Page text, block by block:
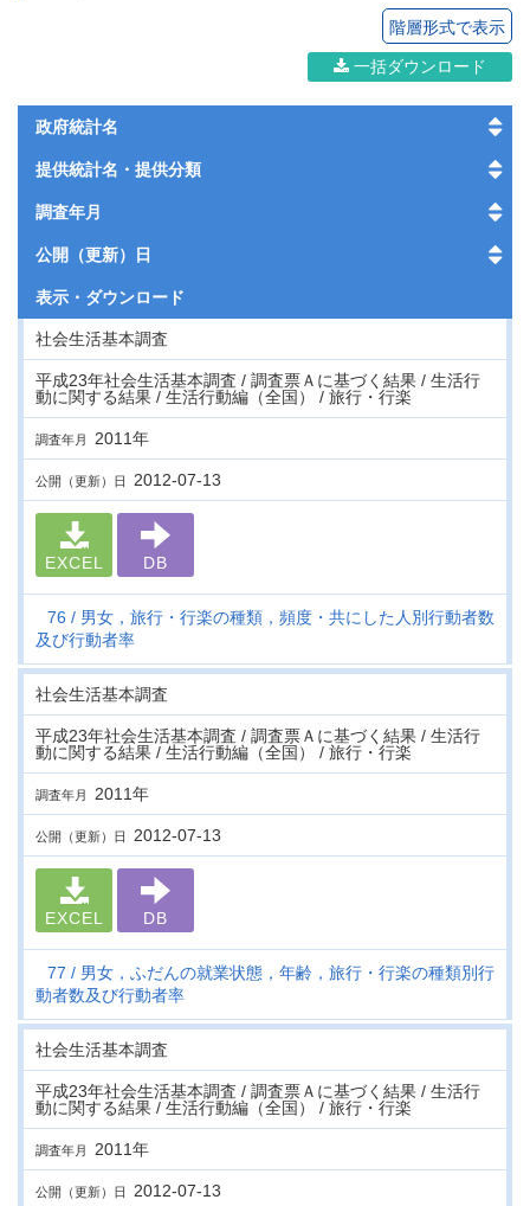
階層形式で表示
一括ダウンロード
政府統計名
提供統計名・提供分類
調査年月
公開（更新）日
表示・ ダウンロード
社会生活基本調査
平成23年社会生活基本調査 / 調査票Ａに基づく結果 / 生活行
動に関する結果 / 生活行動編（全国） / 旅行・行楽
調査年月 2011年
公開（更新）日 2012-07-13
EXCEL DB
76
男女，旅行・行楽の種類，頻度・共にした人別行動者数
及び行動者率
社会生活基本調査
平成23年社会生活基本調査 / 調査票Ａに基づく結果 / 生活行
動に関する結果 / 生活行動編（全国） / 旅行・行楽
調査年月 2011年
公開（更新）日 2012-07-13
EXCEL DB
77
男女，ふだんの就業状態，年齢，旅行・行楽の種類別行
動者数及び行動者率
社会生活基本調査
平成23年社会生活基本調査 / 調査票Ａに基づく結果 / 生活行
動に関する結果 / 生活行動編（全国） / 旅行・行楽
調査年月 2011年
公開（更新）日 2012-07-13